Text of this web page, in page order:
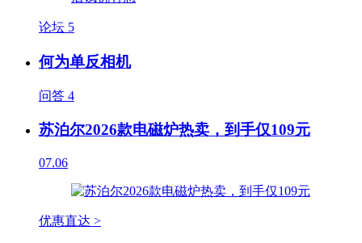
论坛 5
何为单反相机
问答 4
苏泊尔2026款电磁炉热卖，到手仅109元
07.06
优惠直达 >